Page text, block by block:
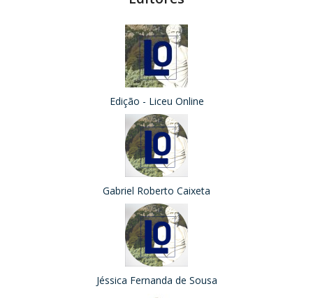
Edição - Liceu Online
Gabriel Roberto Caixeta
Jéssica Fernanda de Sousa